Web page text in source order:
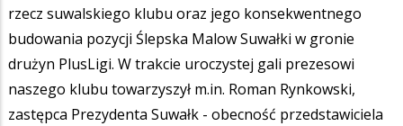
rzecz suwalskiego klubu oraz jego konsekwentnego
budowania pozycji Ślepska Malow Suwałki w gronie
drużyn PlusLigi. W trakcie uroczystej gali prezesowi
naszego klubu towarzyszył m.in. Roman Rynkowski,
zastępca Prezydenta Suwałk - obecność przedstawiciela